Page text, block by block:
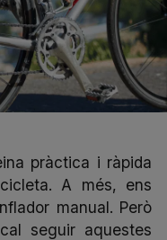
pràctica i ràpida
A més, ens
manual. Però
seguir aquestes